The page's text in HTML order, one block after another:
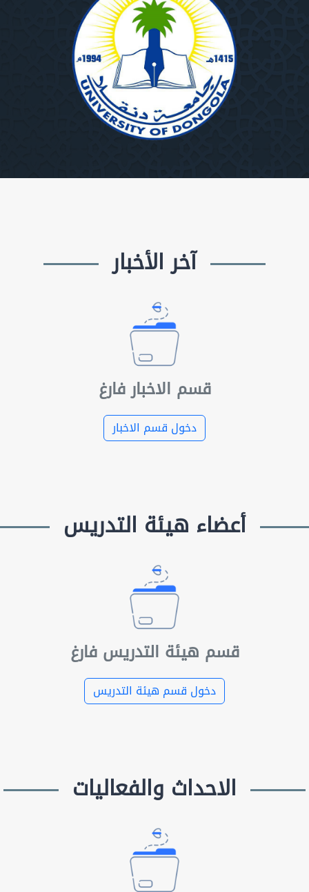
آخر الأخبار
قسم الاخبار فارغ
دخول قسم الاخبار
أعضاء هيئة التدريس
قسم هيئة التدريس فارغ
دخول قسم هيئة التدريس
الاحداث والفعاليات